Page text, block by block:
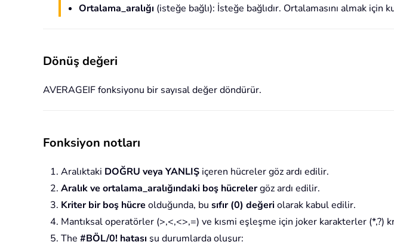
Ortalama_aralığı (isteğe bağlı): İsteğe bağlıdır. Ortalamasını almak için
Dönüş değeri
AVERAGEIF fonksiyonu bir sayısal değer döndürür.
Fonksiyon notları
Aralıktaki DOĞRU veya YANLIŞ içeren hücreler göz ardı edilir.
Aralık ve ortalama_aralığındaki boş hücrelergöz ardı edilir.
Kriter bir boş hücre olduğunda, bu sıfır (0) değeri olarak kabul edilir.
Mantıksal operatörler (>,<,<>,=) ve kısmi eşleşme için joker karakterler (*,?)
The #BÖL/0! hatası şu durumlarda oluşur: